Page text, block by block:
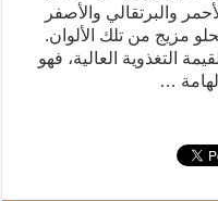
والبرتقالي والأصفر
مزيج من تلك الألوان.
التغذوية العالية، فهو
…